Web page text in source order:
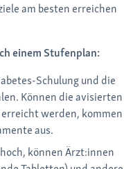
am besten erreichen
einem Stufenplan:
Schulung und die
Können die avisierten
werden, kommen
aus.
können Ärzt:innen